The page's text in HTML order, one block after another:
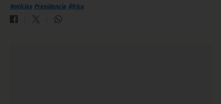
Noticias Presidencia África